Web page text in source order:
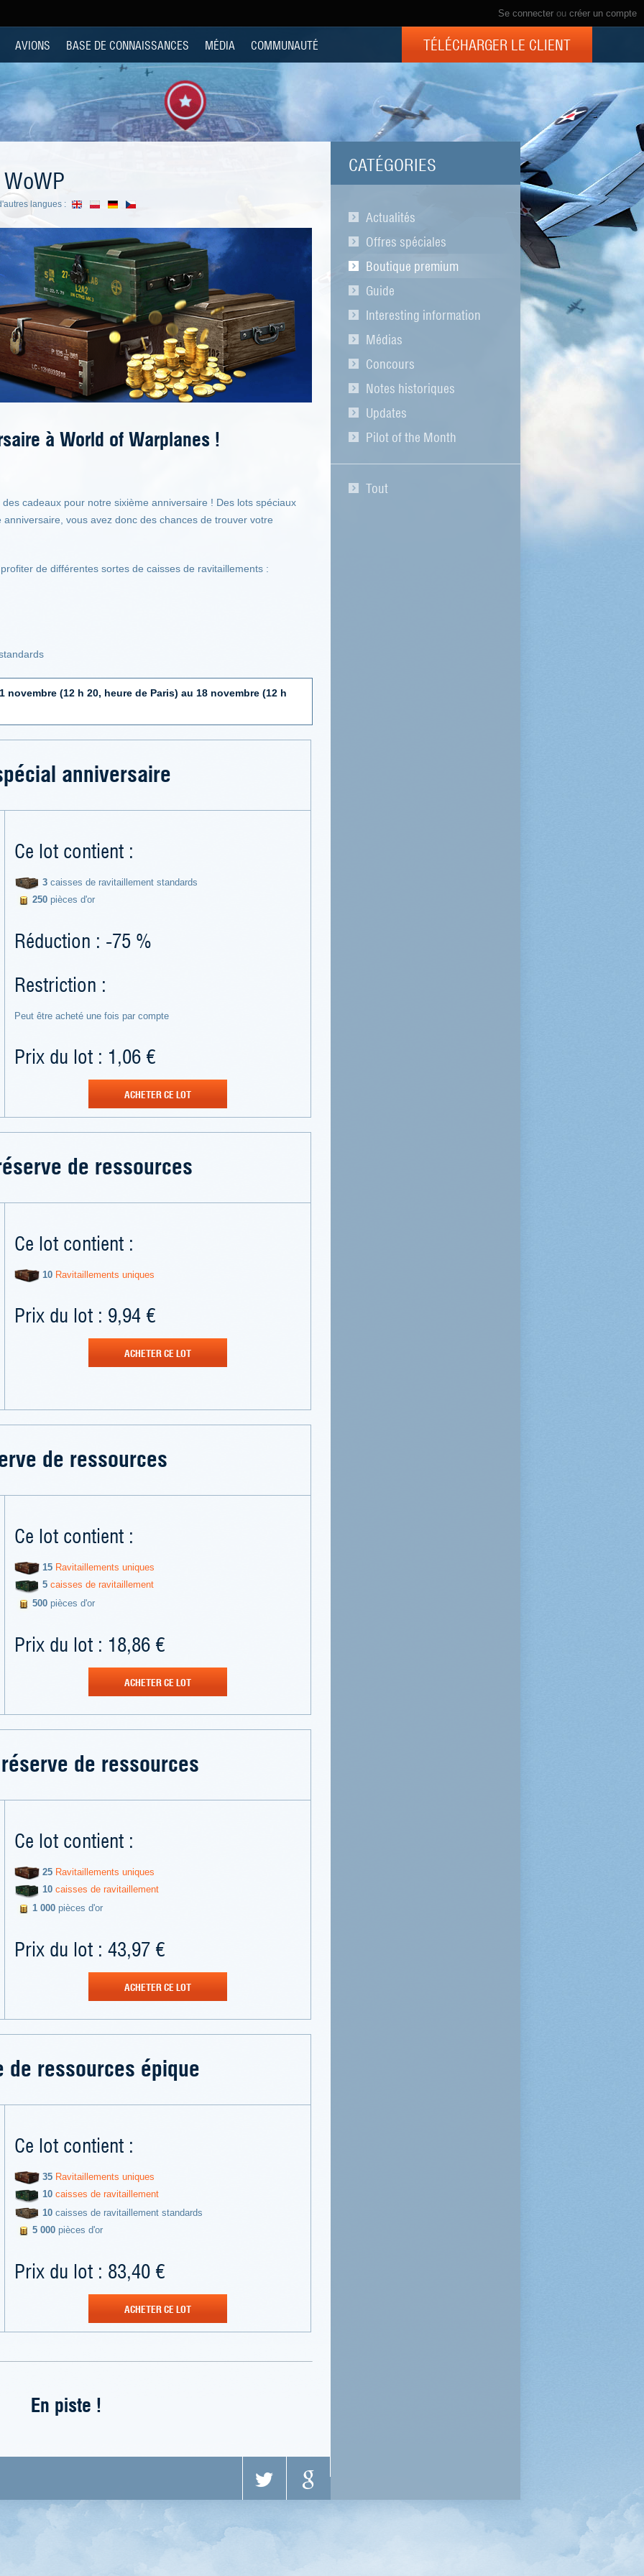
Se connecter ou créer un compte
AVIONS BASE DE CONNAISSANCES MÉDIA COMMUNAUTÉ TÉLÉCHARGER LE CLIENT
CATÉGORIES
Actualités
Offres spéciales
Boutique premium
Guide
Interesting information
Médias
Concours
Notes historiques
Updates
Pilot of the Month
Tout
langues :
à World of Warplanes !
cadeaux pour notre sixième anniversaire ! Des lots spéciaux
vous avez donc des chances de trouver votre
de différentes sortes de caisses de ravitaillements :
novembre (12 h 20, heure de Paris) au 18 novembre (12 h
anniversaire
Ce lot contient :
3 caisses de ravitaillement standards
250 pièces d'or
Réduction : -75 %
Restriction :
Peut être acheté une fois par compte
Prix du lot : 1,06 €
ACHETER CE LOT
de ressources
Ce lot contient :
10 Ravitaillements uniques
Prix du lot : 9,94 €
ACHETER CE LOT
de ressources
Ce lot contient :
15 Ravitaillements uniques
5 caisses de ravitaillement
500 pièces d'or
Prix du lot : 18,86 €
ACHETER CE LOT
de ressources
Ce lot contient :
25 Ravitaillements uniques
10 caisses de ravitaillement
1 000 pièces d'or
Prix du lot : 43,97 €
ACHETER CE LOT
de ressources épique
Ce lot contient :
35 Ravitaillements uniques
10 caisses de ravitaillement
10 caisses de ravitaillement standards
5 000 pièces d'or
Prix du lot : 83,40 €
ACHETER CE LOT
En piste !